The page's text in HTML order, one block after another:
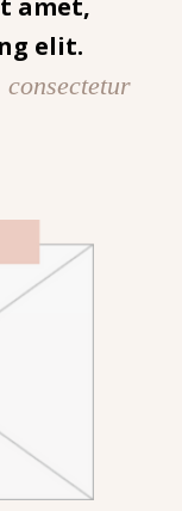
amet,
elit.